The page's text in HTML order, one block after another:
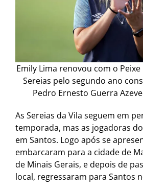
Emily Lima renovou com o
Sereias pelo segundo ano
Pedro Ernesto Guerra
As Sereias da Vila seguem em
temporada, mas as jogadoras
em Santos. Logo após se
embarcaram para a cidade de
de Minais Gerais, e depois de
local, regressaram para Santos